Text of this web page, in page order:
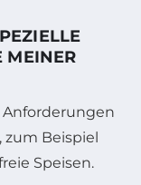
MEINER
Anforderungen
Beispiel
Speisen.